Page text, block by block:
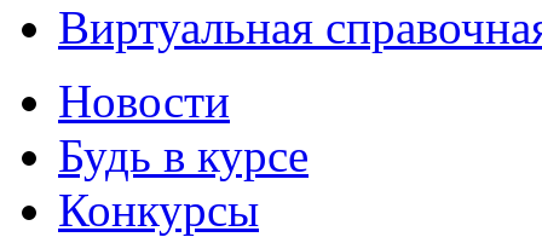
Виртуальная
Новости
Будь в курсе
Конкурсы